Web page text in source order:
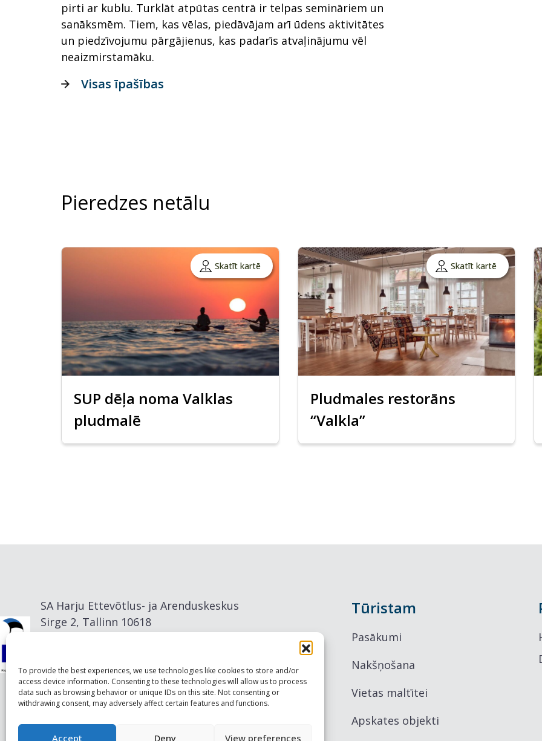
To provide the best experiences, we use technologies like cookies to store and/or
access device information. Consenting to these technologies will allow us to process
data such as browsing behavior or unique IDs on this site. Not consenting or
withdrawing consent, may adversely affect certain features and functions.
Accept Deny View preferences
pirti ar kublu. Turklāt atpūtas centrā ir telpas semināriem un
sanāksmēm. Tiem, kas vēlas, piedāvājam arī ūdens aktivitātes
un piedzīvojumu pārgājienus, kas padarīs atvaļinājumu vēl
neaizmirstamāku.
Visas īpašības
Pieredzes netālu
Skatīt kartē
SUP dēļa noma Valklas
pludmalē
Skatīt kartē
Pludmales restorāns
“Valkla”
SA Harju Ettevõtlus- ja Arenduskeskus
Sirge 2, Tallinn 10618
Tūristam
Pasākumi
Nakšņošana
Vietas maltītei
Apskates objekti